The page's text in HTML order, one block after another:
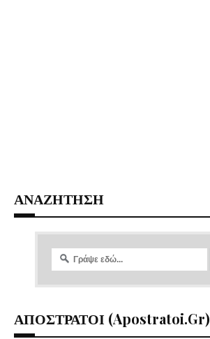
ΑΝΑΖΗΤΗΣΗ
ΑΠΟΣΤΡΑΤΟΙ (apostratoi.gr)